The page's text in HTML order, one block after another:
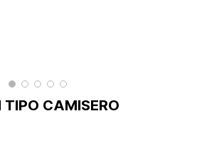
TIPO CAMISERO